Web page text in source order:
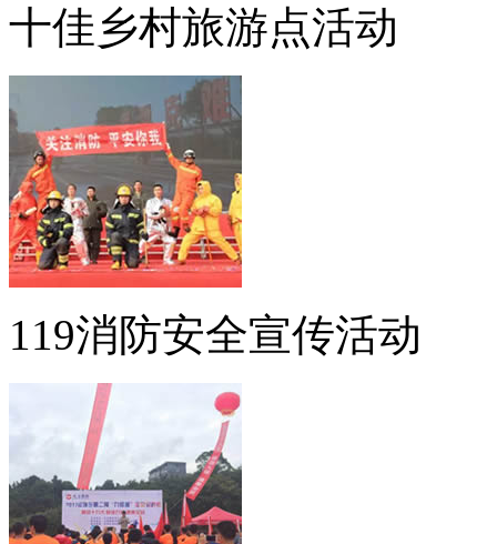
十佳乡村旅游点活动
119消防安全宣传活动